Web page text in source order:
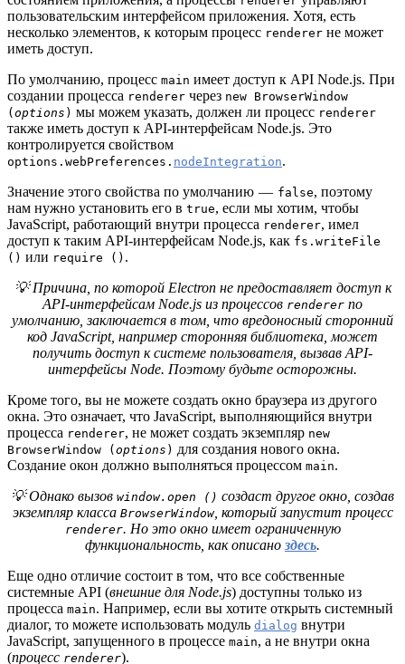
пользовательским интерфейсом приложения. Хотя, есть
несколько элементов, к которым процесс renderer не может
иметь доступ.
По умолчанию, процесс main имеет доступ к API Node.js. При
создании процесса renderer через new BrowserWindow
( options ) мы можем указать, должен ли процесс renderer
также иметь доступ к API-интерфейсам Node.js. Это
контролируется свойством
options.webPreferences. nodeIntegration.
Значение этого свойства по умолчанию — false, поэтому
нам нужно установить его в true, если мы хотим, чтобы
JavaScript, работающий внутри процесса renderer, имел
доступ к таким API-интерфейсам Node.js, как fs.writeFile
() или require () .
💡 Причина, по которой Electron не предоставляет доступ к
API-интерфейсам Node.js из процессов renderer по
умолчанию, заключается в том, что вредоносный сторонний
код JavaScript, например сторонняя библиотека, может
получить доступ к системе пользователя, вызвав API-
интерфейсы Node. Поэтому будьте осторожны.
Кроме того, вы не можете создать окно браузера из другого
окна. Это означает, что JavaScript, выполняющийся внутри
процесса renderer, не может создать экземпляр new
BrowserWindow ( options ) для создания нового окна.
Создание окон должно выполняться процессом main.
💡 Однако вызов window.open () создаст другое окно, создав
экземпляр класса BrowserWindow, который запустит процесс
renderer. Но это окно имеет ограниченную
функциональность, как описано здесь.
Еще одно отличие состоит в том, что все собственные
системные API (внешние для Node.js) доступны только из
процесса main. Например, если вы хотите открыть системный
диалог, то можете использовать модуль dialog внутри
JavaScript, запущенного в процессе main, а не внутри окна
(процесс renderer).